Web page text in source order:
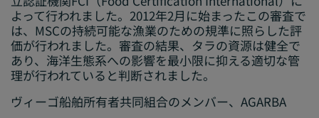
よって行われました。2012年2月に始まったこの審査で
は、MSCの持続可能な漁業のための規準に照らした評
価が行われました。審査の結果、タラの資源は健全で
あり、海洋生態系への影響を最小限に抑える適切な管
理が行われていると判断されました。
ヴィーゴ船舶所有者共同組合のメンバー、 AGARBA